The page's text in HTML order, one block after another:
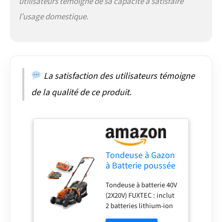
de mémoire - toujours
simple pression d'un
l’usage domestique.
La satisfaction des utilisateurs témoigne
de la qualité de ce produit.
Tondeuse à Gazon
à Batterie poussée
FUXTEC FX-
E1RM20-33 cm Set
avec 2 Batteries
2Ah et Double
Tondeuse à batterie 40V
(2X20V) FUXTEC : inclut
2 batteries lithium-ion
une performance